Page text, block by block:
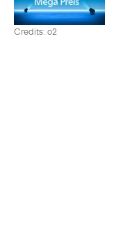
Credits: o2